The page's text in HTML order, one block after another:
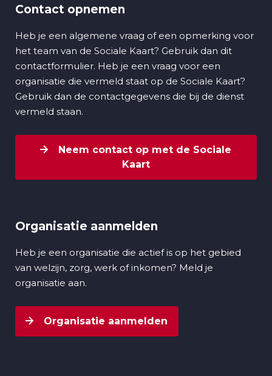
Contact opnemen
Heb je een algemene vraag of een opmerking voor
het team van de Sociale Kaart? Gebruik dan dit
contactformulier. Heb je een vraag voor een
organisatie die vermeld staat op de Sociale Kaart?
Gebruik dan de contactgegevens die bij de dienst
vermeld staan.
Neem contact op met de Sociale
Kaart
Organisatie aanmelden
Heb je een organisatie die actief is op het gebied
van welzijn, zorg, werk of inkomen? Meld je
organisatie aan.
Organisatie aanmelden